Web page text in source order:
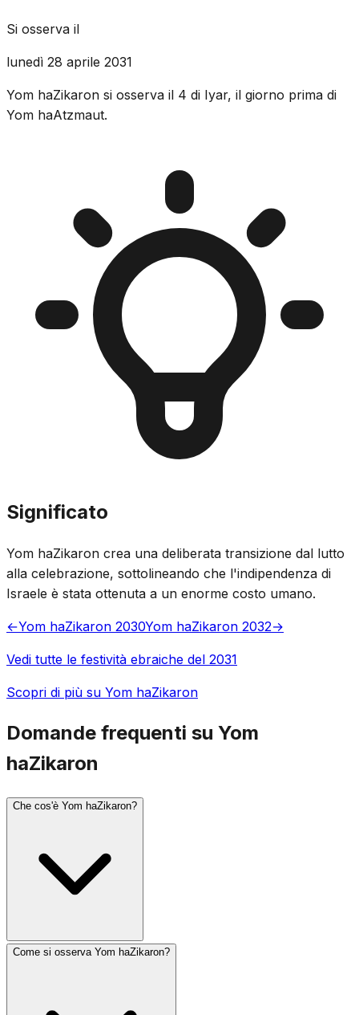
Si osserva il
lunedì 28 aprile 2031
Yom haZikaron si osserva il 4 di Iyar, il giorno prima di
Yom haAtzmaut.
Significato
Yom haZikaron crea una deliberata transizione dal lutto
alla celebrazione, sottolineando che l'indipendenza di
Israele è stata ottenuta a un enorme costo umano.
←Yom haZikaron 2030Yom haZikaron 2032→
Vedi tutte le festività ebraiche del 2031
Scopri di più su Yom haZikaron
Domande frequenti su Yom
haZikaron
Che cos'è Yom haZikaron?
Come si osserva Yom haZikaron?